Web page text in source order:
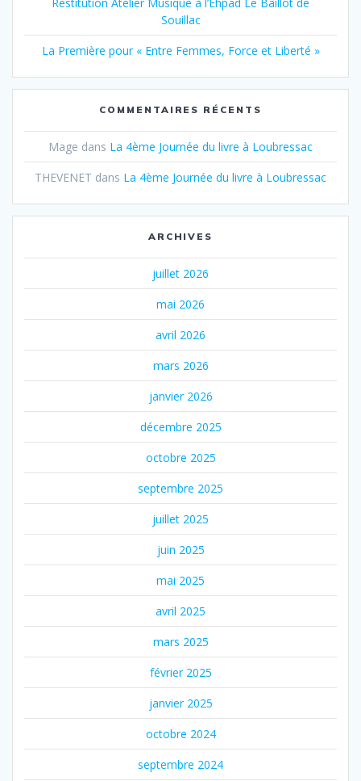
Souillac
La Première pour « Entre Femmes, Force et Liberté »
COMMENTAIRES RÉCENTS
Mage dans La 4ème Journée du livre à Loubressac
THEVENET dans La 4ème Journée du livre à Loubressac
ARCHIVES
juillet 2026
mai 2026
avril 2026
mars 2026
janvier 2026
décembre 2025
octobre 2025
septembre 2025
juillet 2025
juin 2025
mai 2025
avril 2025
mars 2025
février 2025
janvier 2025
octobre 2024
septembre 2024